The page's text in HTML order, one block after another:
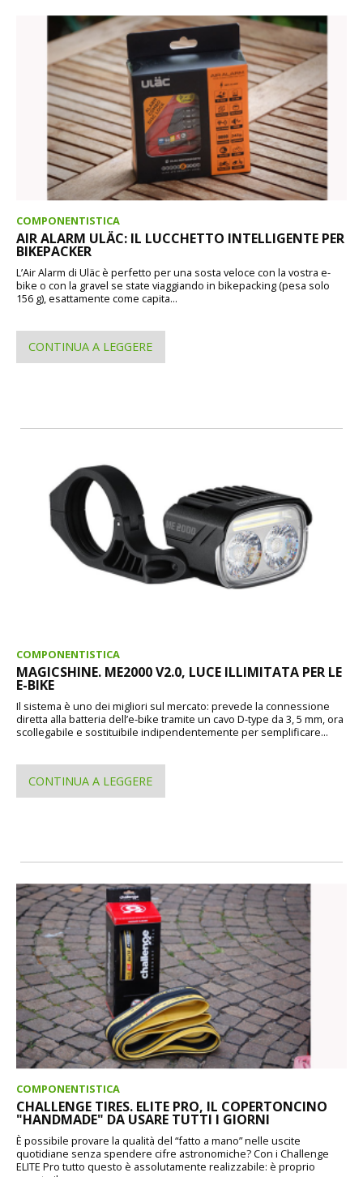
COMPONENTISTICA
AIR ALARM ULÄC: IL LUCCHETTO INTELLIGENTE PER
BIKEPACKER
L’Air Alarm di Uläc è perfetto per una sosta veloce con la vostra e-
bike o con la gravel se state viaggiando in bikepacking (pesa solo
156 g), esattamente come capita...
CONTINUA A LEGGERE
COMPONENTISTICA
MAGICSHINE. ME2000 V2.0, LUCE ILLIMITATA PER LE
E-BIKE
Il sistema è uno dei migliori sul mercato: prevede la connessione
diretta alla batteria dell’e-bike tramite un cavo D-type da 3, 5 mm, ora
scollegabile e sostituibile indipendentemente per semplificare...
CONTINUA A LEGGERE
COMPONENTISTICA
CHALLENGE TIRES. ELITE PRO, IL COPERTONCINO
"HANDMADE" DA USARE TUTTI I GIORNI
È possibile provare la qualità del “fatto a mano” nelle uscite
quotidiane senza spendere cifre astronomiche? Con i Challenge
ELITE Pro tutto questo è assolutamente realizzabile: è proprio